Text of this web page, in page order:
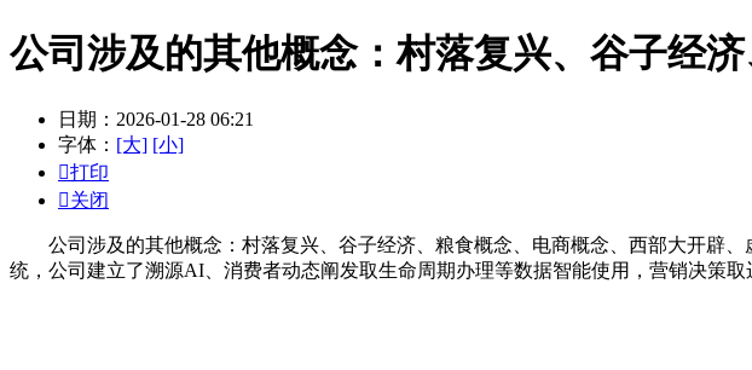
公司涉及的其他概念：村落复兴、谷子经
日期：2026-01-28 06:21
字体： [大] [小]
打印
关闭
公司涉及的其他概念：村落复兴、谷子经济、粮食概念、电商概念、西部大开辟、
统，公司建立了溯源AI、消费者动态阐发取生命周期办理等数据智能使用，营销决策